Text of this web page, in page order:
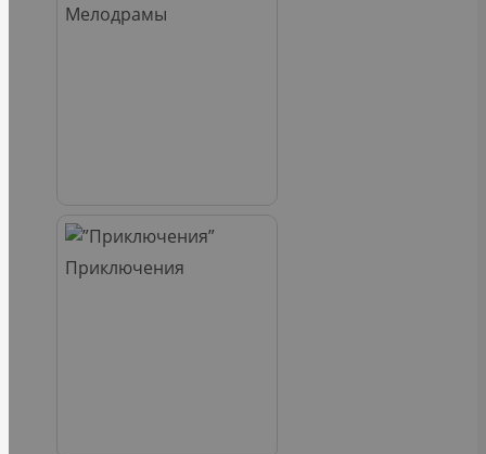
Мелодрамы
Приключения